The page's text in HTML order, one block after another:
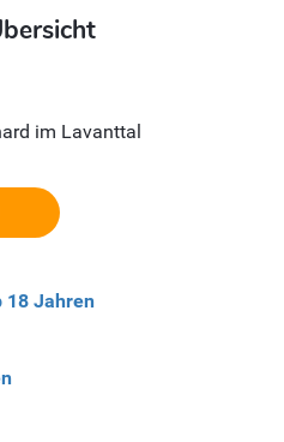
im Lavanttal
18 Jahren